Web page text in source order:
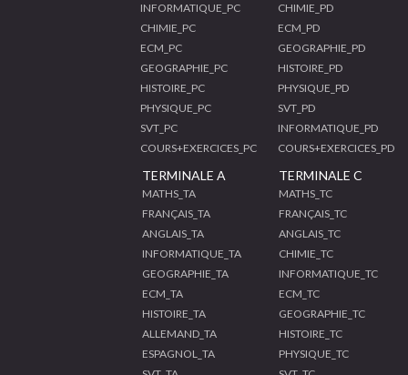
INFORMATIQUE_PC
CHIMIE_PC
ECM_PC
GEOGRAPHIE_PC
HISTOIRE_PC
PHYSIQUE_PC
SVT_PC
COURS+EXERCICES_PC
CHIMIE_PD
ECM_PD
GEOGRAPHIE_PD
HISTOIRE_PD
PHYSIQUE_PD
SVT_PD
INFORMATIQUE_PD
COURS+EXERCICES_PD
TERMINALE A
MATHS_TA
FRANÇAIS_TA
ANGLAIS_TA
INFORMATIQUE_TA
GEOGRAPHIE_TA
ECM_TA
HISTOIRE_TA
ALLEMAND_TA
ESPAGNOL_TA
TERMINALE C
MATHS_TC
FRANÇAIS_TC
ANGLAIS_TC
CHIMIE_TC
INFORMATIQUE_TC
ECM_TC
GEOGRAPHIE_TC
HISTOIRE_TC
PHYSIQUE_TC